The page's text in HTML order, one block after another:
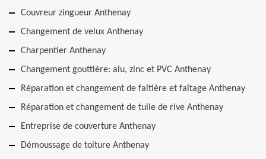
Couvreur zingueur Anthenay
Changement de velux Anthenay
Charpentier Anthenay
Changement gouttière: alu, zinc et PVC Anthenay
Réparation et changement de faîtière et faîtage Anthenay
Réparation et changement de tuile de rive Anthenay
Entreprise de couverture Anthenay
Démoussage de toiture Anthenay